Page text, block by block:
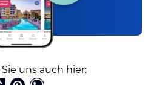
uns auch hier: